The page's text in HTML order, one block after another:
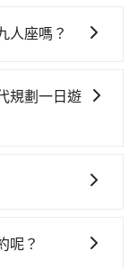
約560元，費
果你是獨自一
，最多可再節
、Prius C、
仍有上一組乘
，每一次租車
者要載其他乘
，在遇到下雨
約380輛，數量
人數超過四位
選tripool的專車
先確定您的預
或較貴的計程
且每個人攤提
：需要便利性
人座嗎？
特Ford、福斯
、特斯拉
20人座中巴、
規劃一日遊
，不分城市與郊
呢？